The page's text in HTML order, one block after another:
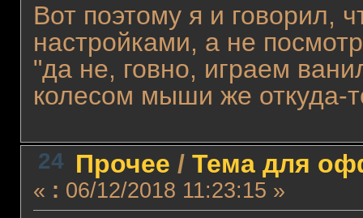
Вот поэтому я и говорил,
настройками, а не
"да не, говно, играем
колесом мыши же откуда-
24 Прочее / Тема для
« : 06/12/2018 11:23:15 »